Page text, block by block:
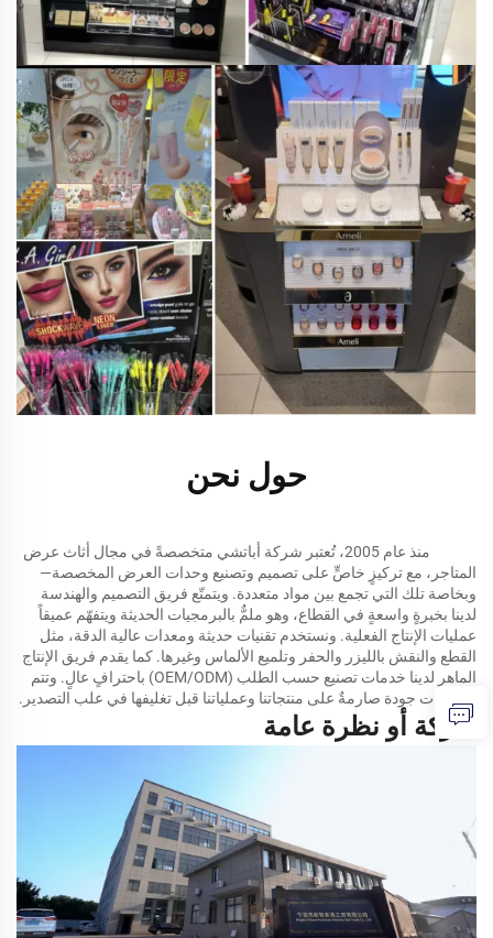
حول نحن
منذ عام 2005، تُعتبر شركة أباتشي متخصصةً في مجال أثاث عرض
المتاجر، مع تركيزٍ خاصٍّ على تصميم وتصنيع وحدات العرض المخصصة—
وبخاصة تلك التي تجمع بين مواد متعددة. ويتمتّع فريق التصميم والهندسة
لدينا بخبرةٍ واسعةٍ في القطاع، وهو ملمٌّ بالبرمجيات الحديثة ويتفهّم عميقاً
عمليات الإنتاج الفعلية. ونستخدم تقنيات حديثة ومعدات عالية الدقة، مثل
القطع والنقش بالليزر والحفر وتلميع الألماس وغيرها. كما يقدم فريق الإنتاج
الماهر لدينا خدمات تصنيع حسب الطلب (OEM/ODM) باحترافٍ عالٍ. وتتم
فحوصات جودة صارمةٌ على منتجاتنا وعملياتنا قبل تغليفها في علب التصدير.
شركة أو نظرة عامة